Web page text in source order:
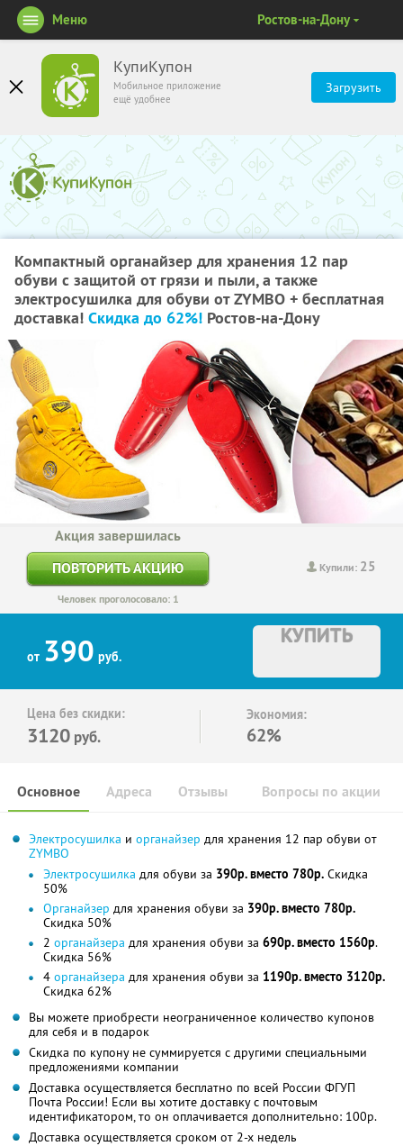
КупиКупон
Мобильное приложение
ещё удобнее
Загрузить
Меню Ростов-на-Дону
Компактный органайзер для хранения 12 пар
обуви с защитой от грязи и пыли, а также
электросушилка для обуви от ZYMBO + бесплатная
доставка! Скидка до 62%! Ростов-на-Дону
Купили: 25
Акция завершилась
ПОВТОРИТЬ АКЦИЮ
Человек проголосовало: 1
от 390 руб.
КУПИТЬ
Цена без скидки:
3120 руб.
Экономия:
62%
Основное Отзывы Вопросы по акции
Адреса
Электросушилка и органайзер для хранения 12 пар обуви от
ZYMBO
Электросушилка для обуви за 390р. вместо 780р. Скидка
50%
Органайзер для хранения обуви за 390р. вместо 780р.
Скидка 50%
2 органайзера для хранения обуви за 690р. вместо 1560р.
Скидка 56%
4 органайзера для хранения обуви за 1190р. вместо 3120р.
Скидка 62%
Вы можете приобрести неограниченное количество купонов
для себя и в подарок
Скидка по купону не суммируется с другими специальными
предложениями компании
Доставка осуществляется бесплатно по всей России ФГУП
Почта России! Если вы хотите доставку с почтовым
идентификатором, то он оплачивается дополнительно: 100р.
Доставка осуществляется сроком от 2-х недель